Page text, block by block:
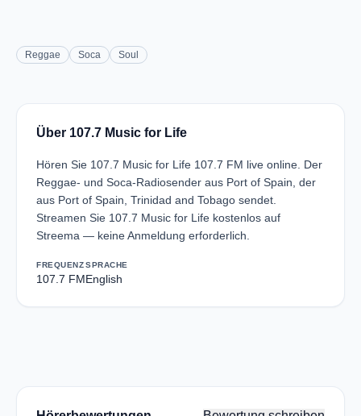
Reggae Soca Soul
Über 107.7 Music for Life
Hören Sie 107.7 Music for Life 107.7 FM live online. Der
Reggae- und Soca-Radiosender aus Port of Spain, der
aus Port of Spain, Trinidad and Tobago sendet.
Streamen Sie 107.7 Music for Life kostenlos auf
Streema — keine Anmeldung erforderlich.
FREQUENZ
107.7 FM
SPRACHE
English